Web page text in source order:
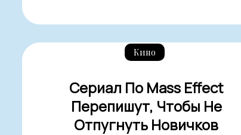
Кино
Сериал По Mass Effect
Перепишут, Чтобы Не
Отпугнуть Новичков